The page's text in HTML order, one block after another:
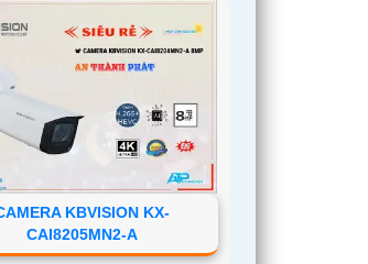
KBVISION KX-
CAI8205MN2-A